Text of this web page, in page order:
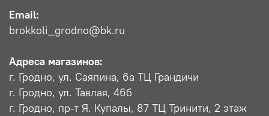
Email:
brokkoli_grodno@bk.ru
Адреса магазинов:
г. Гродно, ул. Саяпина, 6a ТЦ Грандичи
г. Гродно, ул. Тавлая, 46б
г. Гродно, пр-т Я. Купалы, 87 ТЦ Тринити, 2 этаж